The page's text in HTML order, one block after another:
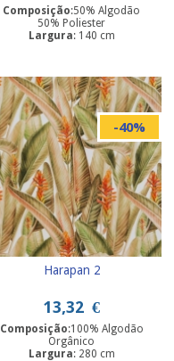
Composição:50% Algodão
50% Poliester
Largura: 140 cm
-40%
Harapan 2
13,32 €
Composição:100% Algodão
Orgânico
Largura: 280 cm